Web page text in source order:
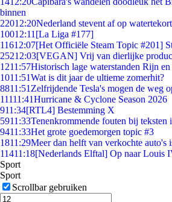
binnen
22012:20Nederland stevent af op watertekort
10012:11 [La Liga #177]
11612:07[Het Officiële Steam Topic #201]
25212:03[VEGAN] Vrij van dierlijke
1211:57Historisch lage waterstanden Rijn
1011:51Wat is dit jaar de ultieme zomerhit?
8811:51 Zelfrijdende Tesla's mogen de weg
11111:41Hurricane & Cyclone Season 2026
911:34[RTL4] Bestemming X
5911:33Tenenkrommende fouten bij teksten
9411:33Het grote goedemorgen topic #3
1811:29Meer dan helft van verkochte auto's
11411:18[Nederlands Elftal] Op naar Louis
Sport
Sport
Scrollbar gebruiken